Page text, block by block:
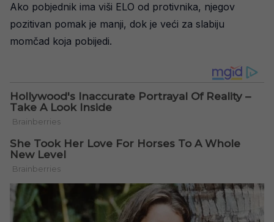
Ako pobjednik ima viši ELO od protivnika, njegov
pozitivan pomak je manji, dok je veći za slabiju
momčad koja pobijedi.